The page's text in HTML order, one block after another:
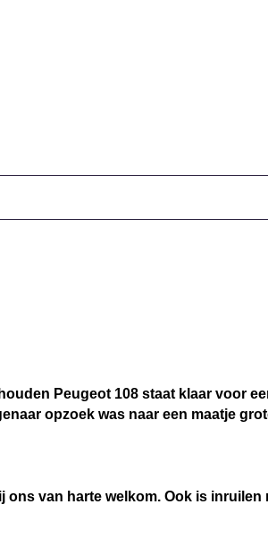
Peugeot 108 staat klaar voor
opzoek was naar een maatje
ons van harte welkom. Ook is